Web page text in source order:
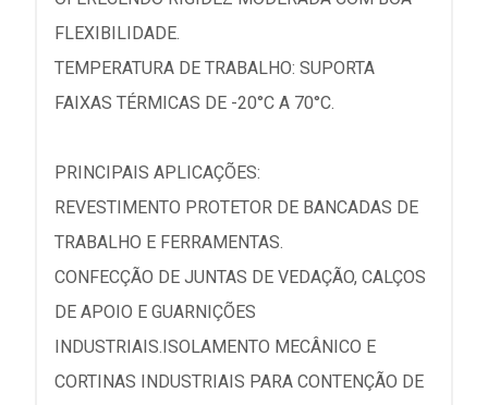
FLEXIBILIDADE.
TEMPERATURA DE TRABALHO: SUPORTA
FAIXAS TÉRMICAS DE -20°C A 70°C.
PRINCIPAIS APLICAÇÕES:
REVESTIMENTO PROTETOR DE BANCADAS DE
TRABALHO E FERRAMENTAS.
CONFECÇÃO DE JUNTAS DE VEDAÇÃO, CALÇOS
DE APOIO E GUARNIÇÕES
INDUSTRIAIS.ISOLAMENTO MECÂNICO E
CORTINAS INDUSTRIAIS PARA CONTENÇÃO DE